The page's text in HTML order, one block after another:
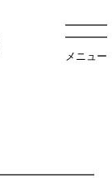
メニュー